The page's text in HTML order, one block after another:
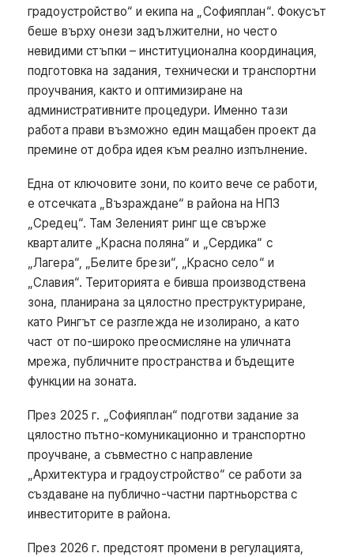
градоустройство“ и екипа на „Софияплан“. Фокусът
беше върху онези задължителни, но често
невидими стъпки – институционална координация,
подготовка на задания, технически и транспортни
проучвания, както и оптимизиране на
административните процедури. Именно тази
работа прави възможно един мащабен проект да
премине от добра идея към реално изпълнение.
Една от ключовите зони, по които вече се работи,
е отсечката „Възраждане“ в района на НПЗ
„Средец“. Там Зеленият ринг ще свърже
кварталите „Красна поляна“ и „Сердика“ с
„Лагера“, „Белите брези“, „Красно село“ и
„Славия“. Територията е бивша производствена
зона, планирана за цялостно преструктуриране,
като Рингът се разглежда не изолирано, а като
част от по-широко преосмисляне на уличната
мрежа, публичните пространства и бъдещите
функции на зоната.
През 2025 г. „Софияплан“ подготви задание за
цялостно пътно-комуникационно и транспортно
проучване, а съвместно с направление
„Архитектура и градоустройство“ се работи за
създаване на публично-частни партньорства с
инвеститорите в района.
През 2026 г. предстоят промени в регулацията,